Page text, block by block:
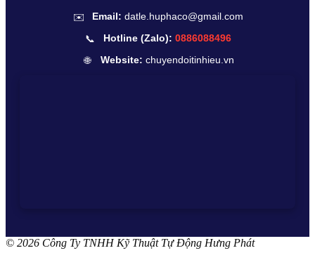
✉️ Email: datle.huphaco@gmail.com
📞 Hotline (Zalo): 0886088496
🌐 Website: chuyendoitinhieu.vn
© 2026 Công Ty TNHH Kỹ Thuật Tự Động Hưng Phát